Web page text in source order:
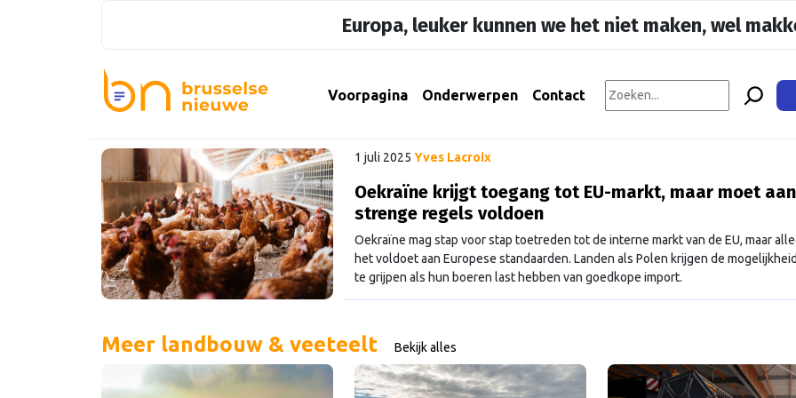
Europa, leuker kunnen we het niet maken, wel
Voorpagina Onderwerpen Contact
1 juli 2025 Yves Lacroix
Oekraïne krijgt toegang tot EU-markt, maar moet aan
strenge regels voldoen
Oekraïne mag stap voor stap toetreden tot de interne markt van de EU, maar
het voldoet aan Europese standaarden. Landen als Polen krijgen de
te grijpen als hun boeren last hebben van goedkope import.
Meer landbouw & veeteelt Bekijk alles